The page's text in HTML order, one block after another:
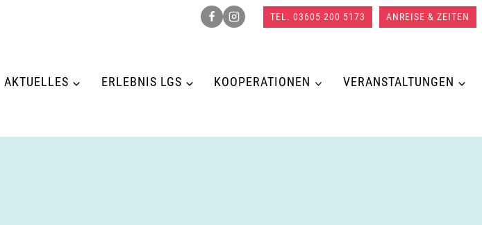
TEL. 03605 200 5173 ANREISE & ZEITEN
AKTUELLES ERLEBNIS LGS KOOPERATIONEN VERANSTALTUNGEN